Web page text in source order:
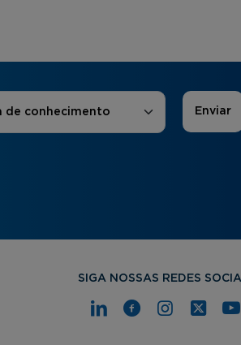
de conhecimento
SIGA NOSSAS REDES